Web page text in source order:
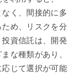
く、間接的に多
め、リスクを分
資信託は、開発
な種類があり、
じて選択が可能